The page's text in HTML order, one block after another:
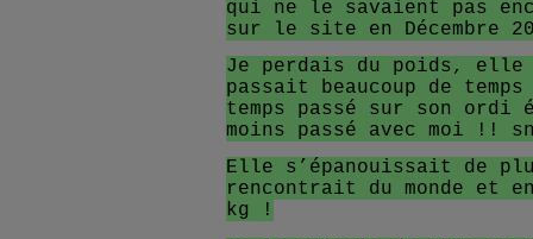
qui ne le savaient pas
sur le site en Décembre
Je perdais du poids,
passait beaucoup de
temps passé sur son ordi
moins passé avec moi !!
Elle s’épanouissait de
rencontrait du monde et
kg !